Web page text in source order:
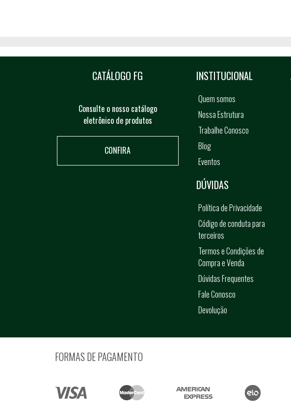
CATÁLOGO FG
Consulte o nosso catálogo
eletrônico de produtos
CONFIRA
INSTITUCIONAL
Quem somos
Nossa Estrutura
Trabalhe Conosco
Blog
Eventos
DÚVIDAS
Política de Privacidade
Código de conduta para
terceiros
Termos e Condições de
Compra e Venda
Dúvidas Frequentes
Fale Conosco
Devolução
FORMAS DE PAGAMENTO